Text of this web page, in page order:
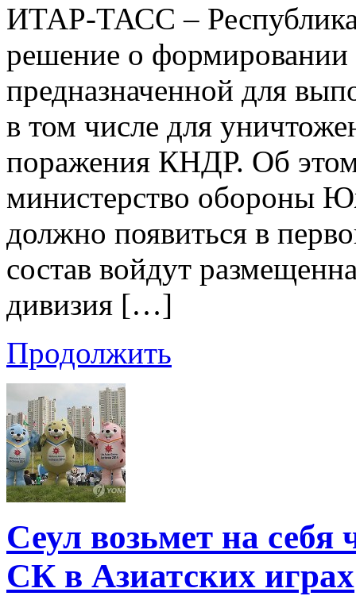
ИТАР-ТАСС –
решение о формировании
предназначенной для
в том числе для
поражения КНДР. Об
министерство обороны
должно появиться в
состав войдут
дивизия […]
Продолжить
Сеул возьмет на себя
СК в Азиатских играх